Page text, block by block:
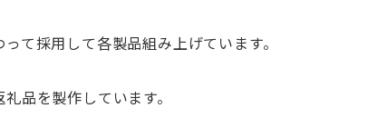
て採用して各製品組み上げてい ます。
品を製作しています。